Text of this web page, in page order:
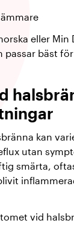
eller Min
passar bäst
kan
utan
smärta,
vid